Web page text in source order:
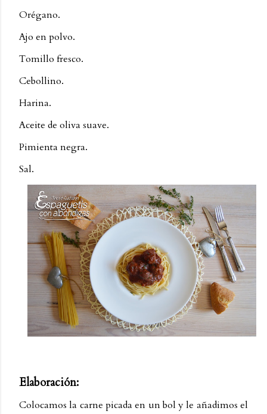
Orégano.
Ajo en polvo.
Tomillo fresco.
Cebollino.
Harina.
Aceite de oliva suave.
Pimienta negra.
Sal.
Elaboración:
Colocamos la carne picada en un bol y le añadimos el